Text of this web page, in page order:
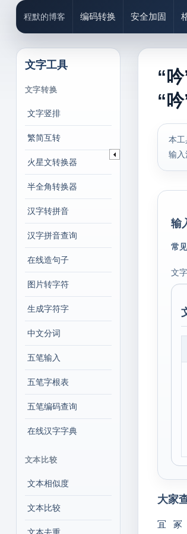
程默的博客 编码转换 安全加固
文字工具
文字转换
文字竖排
繁简互转
火星文转换器
半全角转换器
汉字转拼音
汉字拼音查询
在线造句子
图片转字符
生成字符字
中文分词
五笔输入
五笔字根表
五笔编码查询
在线汉字字典
文本比较
文本相似度
文本比较
“
“
本工
输入
输
常
文
大家
冝 冢